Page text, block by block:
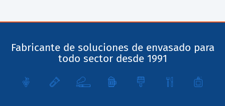
Fabricante de soluciones de envasado para
todo sector desde 1991